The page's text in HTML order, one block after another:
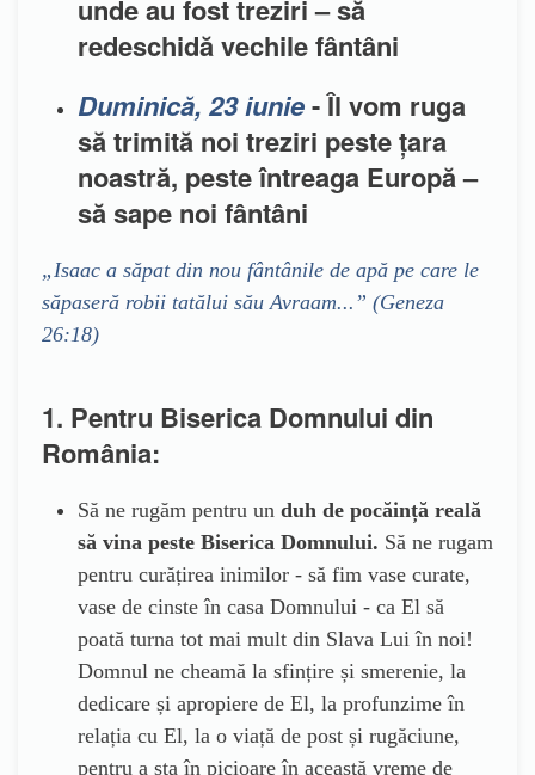
unde au fost treziri – să
redeschidă vechile fântâni
Duminică, 23 iunie- Îl vom ruga
să trimită noi treziri peste țara
noastră, peste întreaga Europă –
să sape noi fântâni
„Isaac a săpat din nou fântânile de apă pe care le
săpaseră robii tatălui său Avraam...” (Geneza
26:18)
1. Pentru Biserica Domnului din
România:
Să ne rugăm pentru un duh de pocăință reală
să vina peste Biserica Domnului. Să ne rugam
pentru curățirea inimilor - să fim vase curate,
vase de cinste în casa Domnului - ca El să
poată turna tot mai mult din Slava Lui în noi!
Domnul ne cheamă la sfințire și smerenie, la
dedicare și apropiere de El, la profunzime în
relația cu El, la o viață de post și rugăciune,
pentru a sta în picioare în această vreme de